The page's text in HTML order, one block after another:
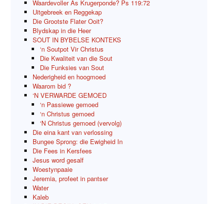
Waardevoller As Krugerponde? Ps 119:72
Uitgebreek en Reggekap
Die Grootste Flater Ooit?
Blydskap in die Heer
SOUT IN BYBELSE KONTEKS
‘n Soutpot Vir Christus
Die Kwaliteit van die Sout
Die Funksies van Sout
Nederigheid en hoogmoed
Waarom bid ?
‘N VERWARDE GEMOED
‘n Passiewe gemoed
‘n Christus gemoed
‘N Christus gemoed (vervolg)
Die eina kant van verlossing
Bungee Sprong: die Ewigheid In
Die Fees in Kersfees
Jesus word gesalf
Woestynpaaie
Jeremia, profeet in pantser
Water
Kaleb